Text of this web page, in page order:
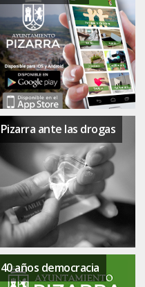
Pizarra ante las drogas
40 años democracia